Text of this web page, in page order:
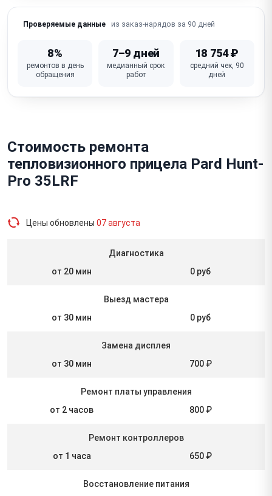
Проверяемые данные из заказ-нарядов за 90 дней
8%
ремонтов в день
обращения
7–9 дней
медианный срок
работ
18 754 ₽
средний чек, 90
дней
Стоимость ремонта
тепловизионного прицела Pard Hunt-
Pro 35LRF
Цены обновлены 07 августа
Диагностика
от 20 мин
0 руб
Выезд мастера
от 30 мин
0 руб
Замена дисплея
от 30 мин
700 ₽
Ремонт платы управления
от 2 часов
800 ₽
Ремонт контроллеров
от 1 часа
650 ₽
Восстановление питания